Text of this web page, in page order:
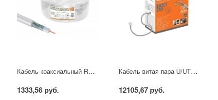
Кабель коаксиальный RG 6 CCS (100м) для внутр. прокладки белый народный
1333,56 руб.
Кабель витая пара U/UTP Cat 5e 4х2х24AWG (305м) solid, ПВХ, серый TDM
12105,67 руб.